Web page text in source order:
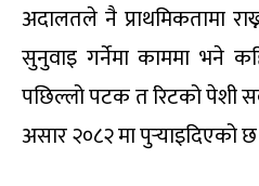
अदालतले नै प्राथमिकतामा
सुनुवाइ गर्नेमा काममा भने
पछिल्लो पटक त रिटको पेशी
असार २०८२ मा पुर्‍याइदिएको छ